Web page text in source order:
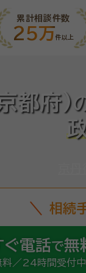
累計相談件数
25万件以上
都府)
相続
ぐ電話で無
料／24時間受付中